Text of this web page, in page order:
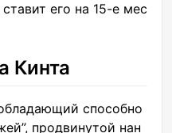
его на 15-е мес
Кинта
способно
продвинутой нан